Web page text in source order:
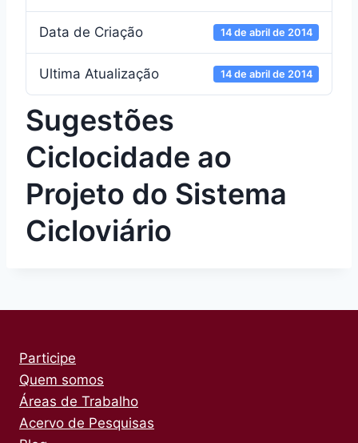
Data de Criação 14 de abril de 2014
Ultima Atualização 14 de abril de 2014
Sugestões
Ciclocidade ao
Projeto do Sistema
Cicloviário
Participe
Quem somos
Áreas de Trabalho
Acervo de Pesquisas